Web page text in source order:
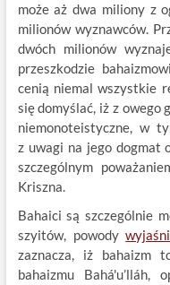
może aż dwa miliony z
milionów wyznawców.
dwóch milionów
przeszkodzie
cenią niemal wszystkie
się domyślać, iż z owego
niemonoteistyczne, w
z uwagi na jego dogmat
szczególnym
Kriszna.
Bahaici są szczególnie
szyitów, powody
zaznacza, iż bahaizm
bahaizmu Bahá'u’lláh,